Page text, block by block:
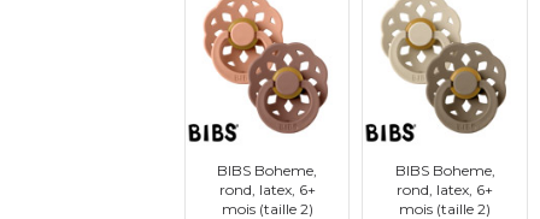
BIBS Boheme,
rond, latex, 6+
mois (taille 2)
BIBS Boheme,
rond, latex, 6+
mois (taille 2)